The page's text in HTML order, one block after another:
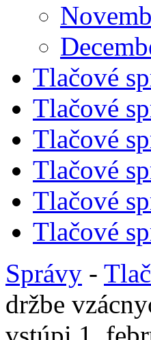
Tlačové
Tlačové
Tlačové
Tlačové
Tlačové
Tlačové
Správy -
držbe